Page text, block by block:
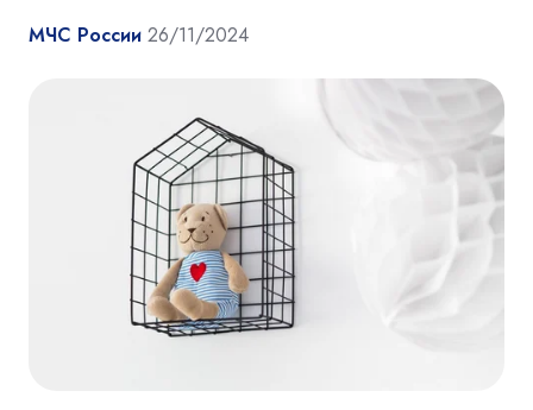
МЧС России 26/11/2024